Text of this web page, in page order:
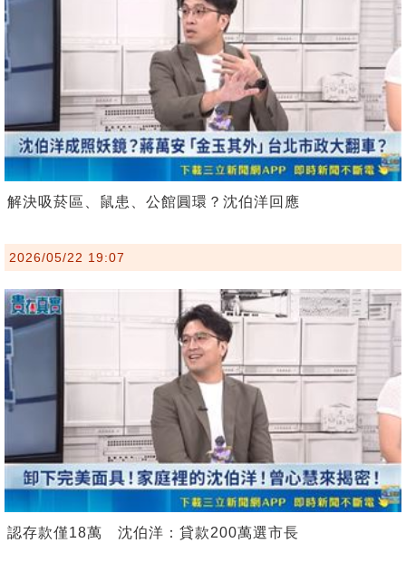
解決吸菸區、鼠患、公館圓環？沈伯洋回應
2026/05/22 19:07
認存款僅18萬 沈伯洋：貸款200萬選市長